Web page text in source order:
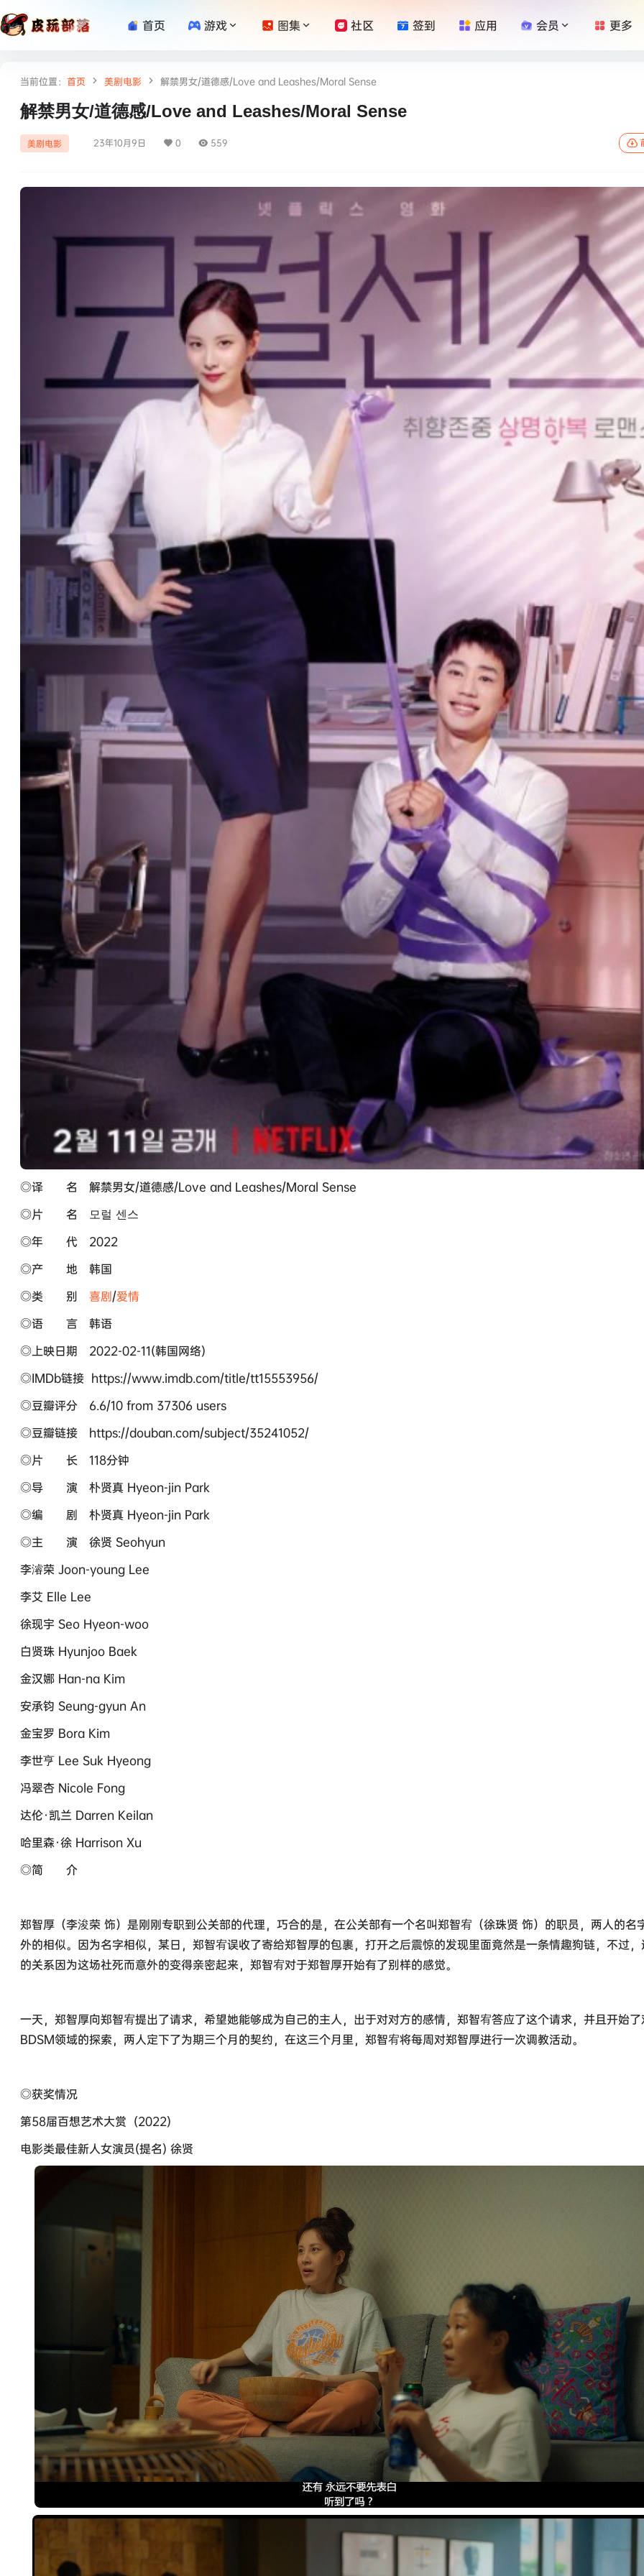
首页 游戏 图集 社区 签到 应用 会员 更多
当前位置： 首页 美剧电影 解禁男女/道德感/Love and Leashes/Moral Sense
解禁男女/道德感/Love and Leashes/Moral Sense
美剧电影 23年10月9日 0 559
◎译 名 解禁男女/道德感/Love and Leashes/Moral Sense
◎片 名 모럴 센스
◎年 代 2022
◎产 地 韩国
◎类 别 喜剧/爱情
◎语 言 韩语
◎上映日期 2022-02-11(韩国网络)
◎IMDb链接 https://www.imdb.com/title/tt15553956/
◎豆瓣评分 6.6/10 from 37306 users
◎豆瓣链接 https://douban.com/subject/35241052/
◎片 长 118分钟
◎导 演 朴贤真 Hyeon-jin Park
◎编 剧 朴贤真 Hyeon-jin Park
◎主 演 徐贤 Seohyun
李濬荣 Joon-young Lee
李艾 Elle Lee
徐现宇 Seo Hyeon-woo
白贤珠 Hyunjoo Baek
金汉娜 Han-na Kim
安承钧 Seung-gyun An
金宝罗 Bora Kim
李世亨 Lee Suk Hyeong
冯翠杏 Nicole Fong
达伦·凯兰 Darren Keilan
哈里森·徐 Harrison Xu
◎简 介
郑智厚（李浚荣 饰）是刚刚专职到公关部的代理，巧合的是，在公关部有一个名叫郑智宥（徐珠贤 饰）的职员，两人的名
外的相似。因为名字相似，某日，郑智宥误收了寄给郑智厚的包裹，打开之后震惊的发现里面竟然是一条情趣狗链，不过
的关系因为这场社死而意外的变得亲密起来，郑智宥对于郑智厚开始有了别样的感觉。
一天，郑智厚向郑智宥提出了请求，希望她能够成为自己的主人，出于对对方的感情，郑智宥答应了这个请求，并且开始
BDSM领域的探索，两人定下了为期三个月的契约，在这三个月里，郑智宥将每周对郑智厚进行一次调教活动。
◎获奖情况
第58届百想艺术大赏 (2022)
电影类最佳新人女演员(提名) 徐贤